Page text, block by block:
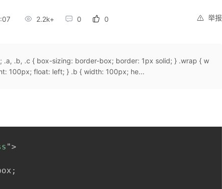
举报
2.2k+ 0 0
.a, .b, .c { box-sizing: border-box; border: 1px solid; } .wrap { w
100px; float: left; } .b { width: 100px; he...
">
;